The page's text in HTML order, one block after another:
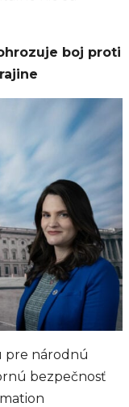
boj proti
pre národnú
bezpečnosť